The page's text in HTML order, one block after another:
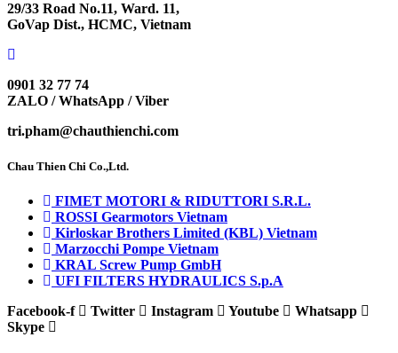
29/33 Road No.11, Ward. 11,
GoVap Dist., HCMC, Vietnam
0901 32 77 74
ZALO / WhatsApp / Viber
tri.pham@chauthienchi.com
Chau Thien Chi Co.,Ltd.
FIMET MOTORI & RIDUTTORI S.R.L.
ROSSI Gearmotors Vietnam
Kirloskar Brothers Limited (KBL) Vietnam
Marzocchi Pompe Vietnam
KRAL Screw Pump GmbH
UFI FILTERS HYDRAULICS S.p.A
Facebook-f
Twitter Instagram Youtube
Whatsapp
Skype